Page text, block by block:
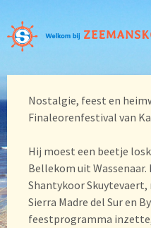
Nostalgie, feest en
Finaleorenfestival van
Hij moest een beetje
Bellekom uit Wassenaar.
Shantykoor
Sierra Madre del Sur en
feestprogramma